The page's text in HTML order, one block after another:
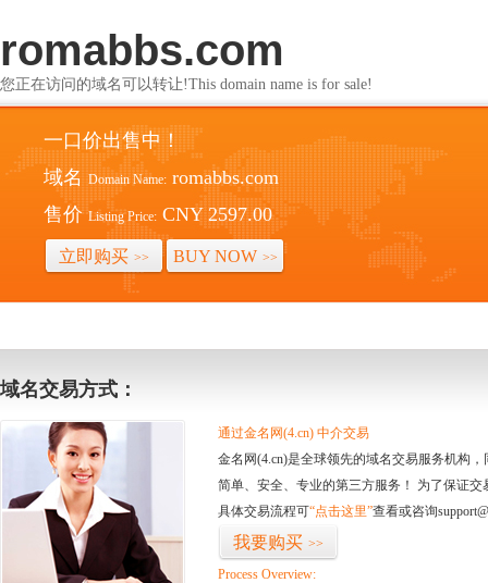
romabbs.com
您正在访问的域名可以转让!This domain name is for sale!
一口价出售中！
域名 Domain Name: romabbs.com
售价 Listing Price: CNY 2597.00
立即购买 >> BUY NOW >>
域名交易方式：
通过金名网(4.cn) 中介交易
金名网(4.cn)是全球领先的域名交易服务机构
简单、安全、专业的第三方服务！ 为了保证
具体交易流程可“点击这里”查看或咨询
我要购买 >>
Process Overview: